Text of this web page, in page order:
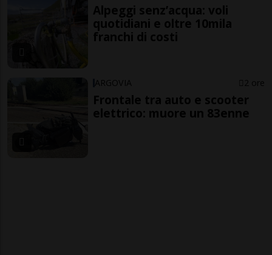
Alpeggi senz’acqua: voli
quotidiani e oltre 10mila
franchi di costi
ARGOVIA 2 ore
Frontale tra auto e scooter
elettrico: muore un 83enne